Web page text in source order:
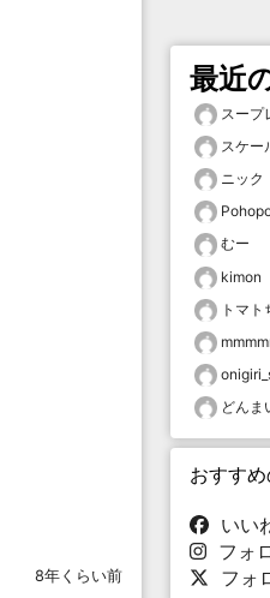
8年くらい前
最近
スープ
スケー
ニック
むー
kimon
トマト
どんま
おすす
いい
フォ
フォ